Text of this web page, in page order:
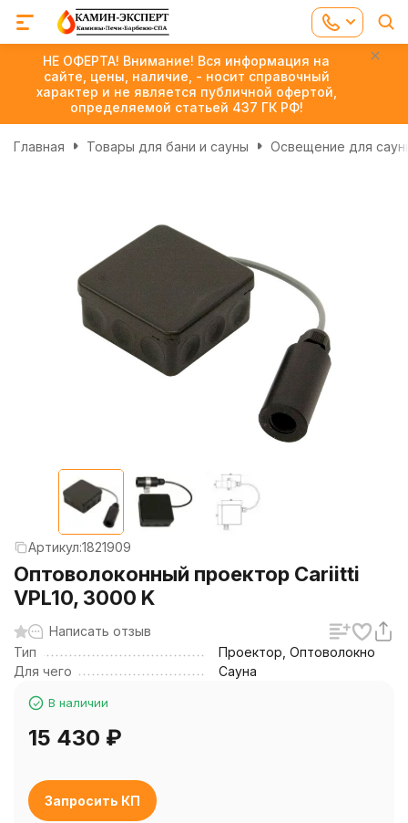
НЕ ОФЕРТА! Внимание! Вся информация на
сайте, цены, наличие, - носит справочный
характер и не является публичной офертой,
определяемой статьей 437 ГК РФ!
Главная Товары для бани и сауны Освещение для
Артикул:1821909
Оптоволоконный проектор Cariitti
VPL10, 3000 K
Написать отзыв
Тип
Проектор, Оптоволокно
Для чего
Сауна
В наличии
15 430 ₽
Запросить КП